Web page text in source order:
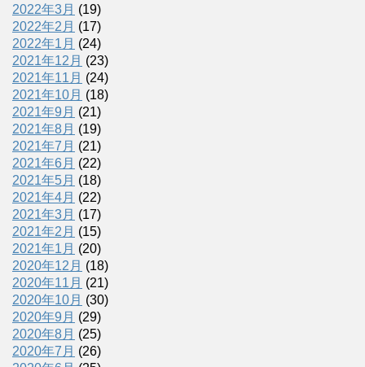
2022年3月 (19)
2022年2月 (17)
2022年1月 (24)
2021年12月 (23)
2021年11月 (24)
2021年10月 (18)
2021年9月 (21)
2021年8月 (19)
2021年7月 (21)
2021年6月 (22)
2021年5月 (18)
2021年4月 (22)
2021年3月 (17)
2021年2月 (15)
2021年1月 (20)
2020年12月 (18)
2020年11月 (21)
2020年10月 (30)
2020年9月 (29)
2020年8月 (25)
2020年7月 (26)